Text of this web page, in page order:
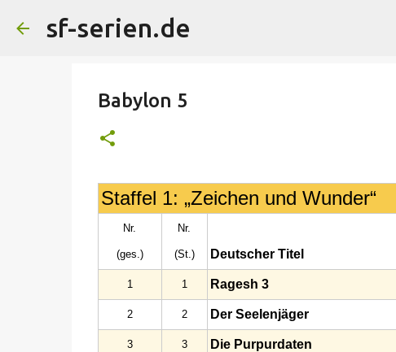
sf-serien.de
Babylon 5
Staffel 1: „Zeichen und Wunder“
Nr.
(ges.)
Nr.
(St.) Deutscher Titel
1 1 Ragesh 3
2 2 Der Seelenjäger
3 3 Die Purpurdaten